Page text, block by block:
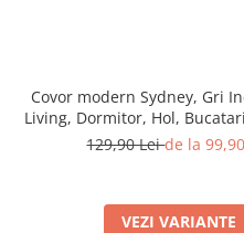
Covor modern Sydney, Gri
Living, Dormitor, Hol,
cm
129,90 Leide la
VEZI VARIANTE